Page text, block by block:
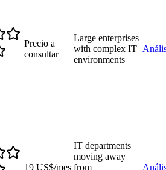
Precio a
consultar
Large enterprises
with complex IT
environments
19 US$/mes
IT departments
moving away
from